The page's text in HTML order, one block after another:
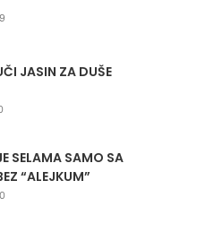
JASIN ZA DUŠE
SELAMA SAMO SA
“ALEJKUM”